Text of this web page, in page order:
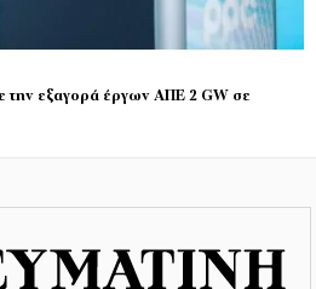
την εξαγορά έργων ΑΠΕ 2 GW σε